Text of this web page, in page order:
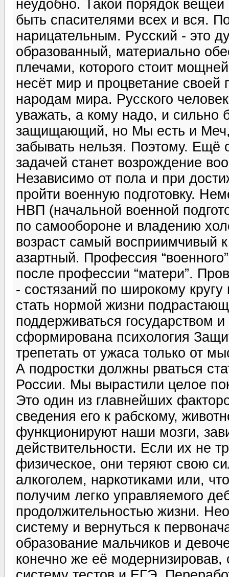
неудобно. Такой порядок
быть спасителями всех и вся.
нарицательным. Русский - это
образованный, материально
плечами, которого стоит
несёт мир и процветание своей
народам мира. Русского
уважать, а кому надо, и сильно
защищающий, но Мы есть и
забывать нельзя. Поэтому. Ещё
задачей станет возрождение
Независимо от пола и при
пройти военную подготовку.
НВП (начальной военной
по самообороне и владению
возраст самый
азартный. Профессия
после профессии “матери”.
- состязаний по широкому
стать нормой жизни
поддерживаться государством
сформирована психология
трепетать от ужаса только от
А подростки должны рваться
России. Мы вырастили целое
Это один из главнейших
сведения его к рабскому,
функционируют наши мозги,
действительности. Если их не
физическое, они теряют свою
алкоголем, наркотиками или,
получим легко управляемого
продолжительностью жизни.
систему и вернуться к
образование мальчиков и
конечно же её